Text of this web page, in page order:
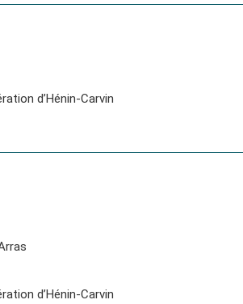
d’Hénin-Carvin
d’Hénin-Carvin